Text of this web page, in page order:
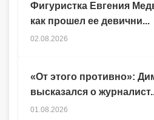
Фигуристка Евгения
как прошел ее девични...
02.08.2026
«От этого противно»:
высказался о
01.08.2026